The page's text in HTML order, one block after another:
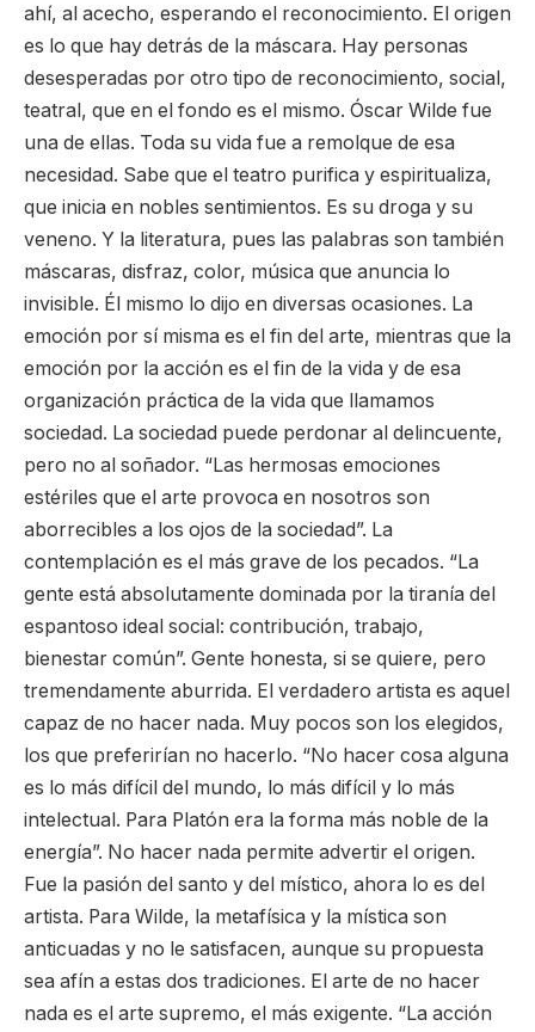
ahí, al acecho, esperando el reconocimiento. El origen
es lo que hay detrás de la máscara. Hay personas
desesperadas por otro tipo de reconocimiento, social,
teatral, que en el fondo es el mismo. Óscar Wilde fue
una de ellas. Toda su vida fue a remolque de esa
necesidad. Sabe que el teatro purifica y espiritualiza,
que inicia en nobles sentimientos. Es su droga y su
veneno. Y la literatura, pues las palabras son también
máscaras, disfraz, color, música que anuncia lo
invisible. Él mismo lo dijo en diversas ocasiones. La
emoción por sí misma es el fin del arte, mientras que la
emoción por la acción es el fin de la vida y de esa
organización práctica de la vida que llamamos
sociedad. La sociedad puede perdonar al delincuente,
pero no al soñador. “Las hermosas emociones
estériles que el arte provoca en nosotros son
aborrecibles a los ojos de la sociedad”. La
contemplación es el más grave de los pecados. “La
gente está absolutamente dominada por la tiranía del
espantoso ideal social: contribución, trabajo,
bienestar común”. Gente honesta, si se quiere, pero
tremendamente aburrida. El verdadero artista es aquel
capaz de no hacer nada. Muy pocos son los elegidos,
los que preferirían no hacerlo. “No hacer cosa alguna
es lo más difícil del mundo, lo más difícil y lo más
intelectual. Para Platón era la forma más noble de la
energía”. No hacer nada permite advertir el origen.
Fue la pasión del santo y del místico, ahora lo es del
artista. Para Wilde, la metafísica y la mística son
anticuadas y no le satisfacen, aunque su propuesta
sea afín a estas dos tradiciones. El arte de no hacer
nada es el arte supremo, el más exigente. “La acción